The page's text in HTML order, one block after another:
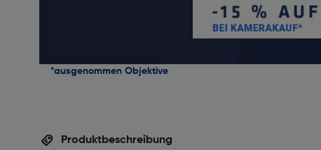
*ausgenommen Objektive
Produktbeschreibung